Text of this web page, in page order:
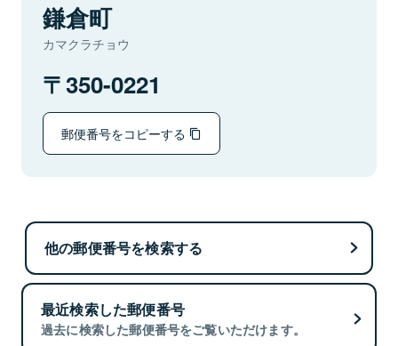
鎌倉町
カマクラチョウ
350-0221
郵便番号をコピーする
他の郵便番号を検索する
最近検索した郵便番号
過去に検索した郵便番号をご覧いただけます。